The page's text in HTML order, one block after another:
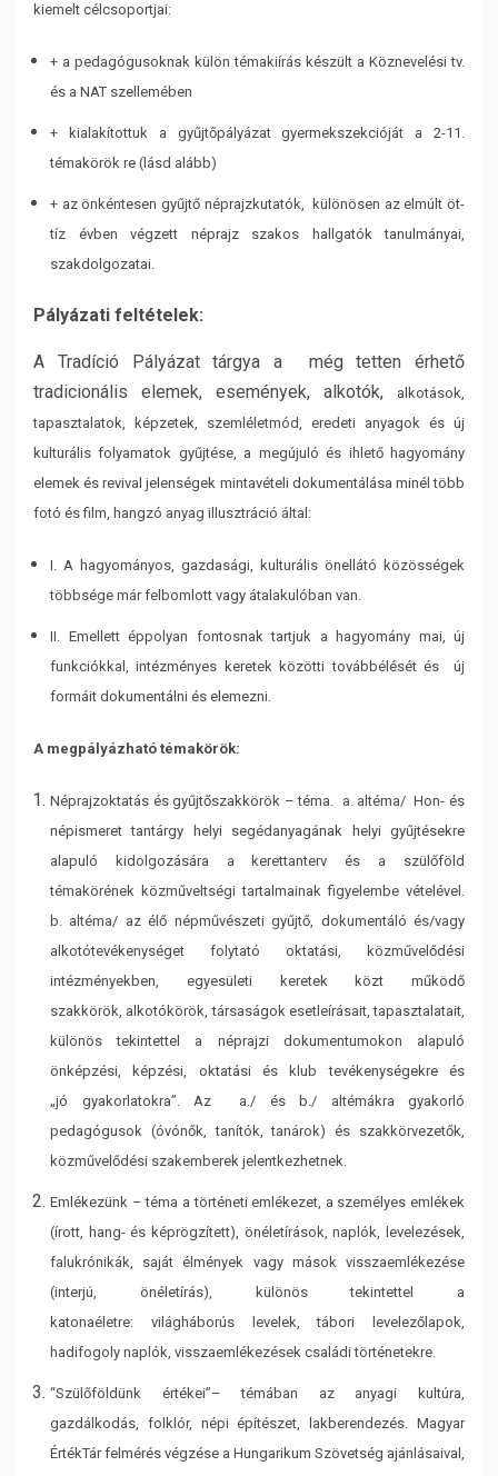
kiemelt célcsoportjai:
+ a pedagógusoknak külön témakiírás készült a Köznevelési tv.
és a NAT szellemében
+ kialakítottuk a gyűjtőpályázat gyermekszekcióját a 2-11.
témakörök re (lásd alább)
+ az önkéntesen gyűjtő néprajzkutatók, különösen az elmúlt öt-
tíz évben végzett néprajz szakos
hallgatók tanulmányai,
szakdolgozatai.
Pályázati feltételek:
A Tradíció Pályázat tárgya a még tetten érhető
tradicionális elemek, események, alkotók,
alkotások,
tapasztalatok, képzetek, szemléletmód, eredeti anyagok és új
kulturális folyamatok gyűjtése, a megújuló és ihlető hagyomány
elemek és revival jelenségek mintavételi dokumentálása minél több
fotó és film, hangzó anyag illusztráció által:
I. A hagyományos, gazdasági, kulturális önellátó közösségek
többsége már felbomlott vagy átalakulóban van.
II. Emellett éppolyan fontosnak tartjuk a hagyomány mai, új
funkciókkal, intézményes keretek közötti továbbélését és új
formáit dokumentálni és elemezni.
A megpályázható témakörök:
Néprajzoktatás és gyűjtőszakkörök – téma. a. altéma/ Hon- és
népismeret tantárgy
helyi segédanyagának helyi gyűjtésekre
alapuló kidolgozására a kerettanterv és a szülőföld
témakörének közműveltségi tartalmainak figyelembe vételével.
b. altéma/ azélő népművészeti gyűjtő, dokumentáló és/vagy
alkotótevékenységet folytató oktatási,
közművelődési
intézményekben, egyesületi keretek közt működő
szakkörök, alkotókörök, társaságok esetleírásait, tapasztalatait,
különös tekintettel a néprajzi dokumentumokon alapuló
önképzési, képzési, oktatási és klub tevékenységekre és
„jó gyakorlatokra”. Az a./ és b./ altémákra gyakorló
pedagógusok (óvónők, tanítók,tanárok) és szakkörvezetők,
közművelődési szakemberek jelentkezhetnek.
Emlékezünk – téma a történeti emlékezet, a személyes emlékek
(írott, hang- és képrögzített), önéletírások, naplók, levelezések,
falukrónikák, saját élmények vagy mások visszaemlékezése
(interjú, önéletírás), különös tekintettel a
katonaéletre: világháborús levelek, tábori levelezőlapok,
hadifogoly naplók, visszaemlékezések családi történetekre.
“Szülőföldünk értékei”– témában az anyagi kultúra,
gazdálkodás, folklór, népiépítészet, lakberendezés. Magyar
ÉrtékTár felmérés végzése a Hungarikum Szövetség ajánlásaival,